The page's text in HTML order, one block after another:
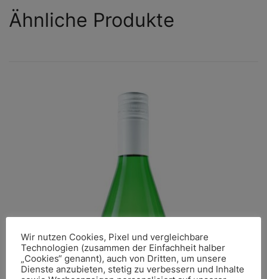
Ähnliche Produkte
Wir nutzen Cookies, Pixel und vergleichbare
Technologien (zusammen der Einfachheit halber
„Cookies“ genannt), auch von Dritten, um unsere
Dienste anzubieten, stetig zu verbessern und Inhalte